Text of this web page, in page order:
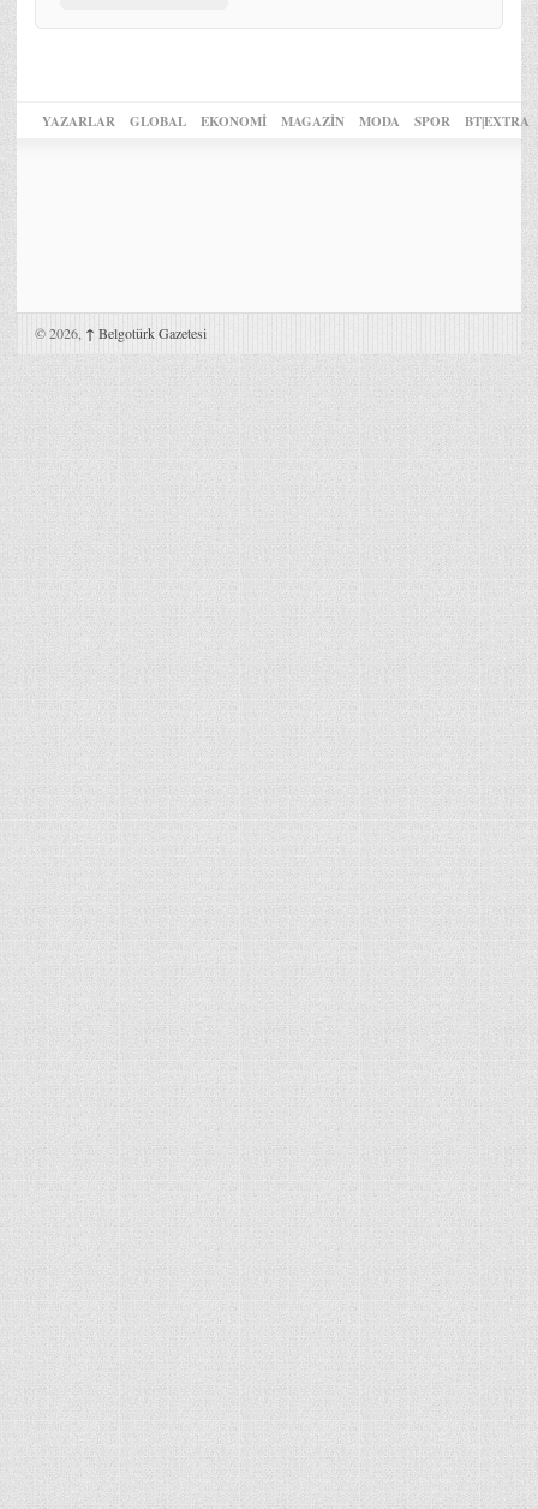
YAZARLAR GLOBAL EKONOMİ MAGAZİN MODA SPOR BT|EXTRA
© 2026, ↑ Belgotürk Gazetesi